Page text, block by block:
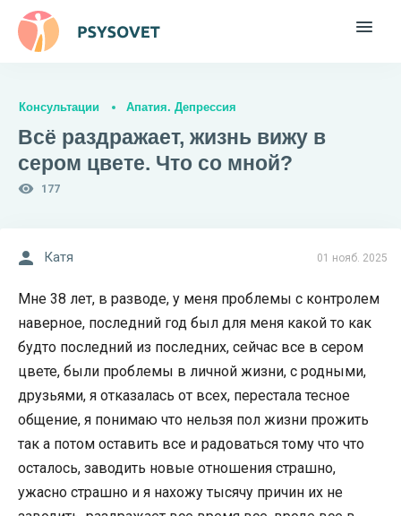
Консультации Апатия. Депрессия
Всё раздражает, жизнь вижу в
сером цвете. Что со мной?
177
01 нояб. 2025
Катя
Мне 38 лет, в разводе, у меня проблемы с контролем
наверное, последний год был для меня какой то как
будто последний из последних, сейчас все в сером
цвете, были проблемы в личной жизни, с родными,
друзьями, я отказалась от всех, перестала тесное
общение, я понимаю что нельзя пол жизни прожить
так а потом оставить все и радоваться тому что что
осталось, заводить новые отношения страшно,
ужасно страшно и я нахожу тысячу причин их не